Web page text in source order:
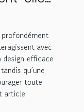
?
avec
design efficace
qu’une
toute
article